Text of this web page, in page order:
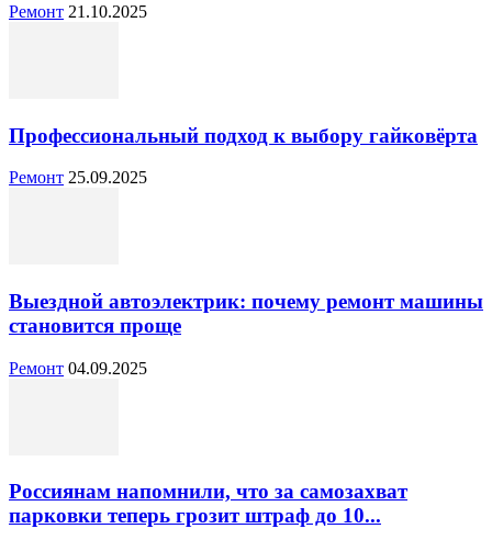
Ремонт 21.10.2025
Профессиональный подход к выбору гайковёрта
Ремонт 25.09.2025
Выездной автоэлектрик: почему ремонт машины
становится проще
Ремонт 04.09.2025
Россиянам напомнили, что за самозахват
парковки теперь грозит штраф до 10...